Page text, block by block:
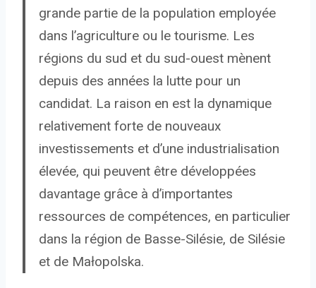
grande partie de la population employée
dans l’agriculture ou le tourisme. Les
régions du sud et du sud-ouest mènent
depuis des années la lutte pour un
candidat. La raison en est la dynamique
relativement forte de nouveaux
investissements et d’une industrialisation
élevée, qui peuvent être développées
davantage grâce à d’importantes
ressources de compétences, en particulier
dans la région de Basse-Silésie, de Silésie
et de Małopolska.